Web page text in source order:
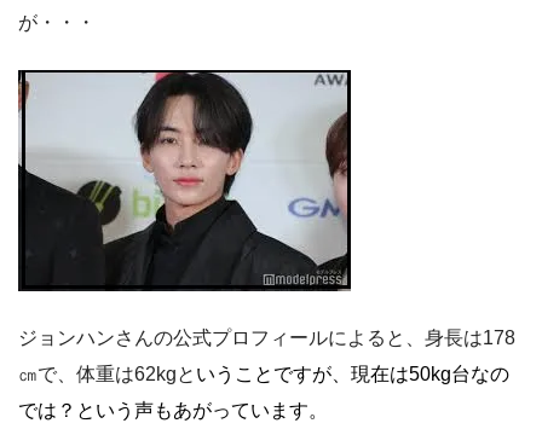
が・・・
ジョンハンさんの公式プロフィールによると、身長は178
㎝で、体重は62kgと いうことですが、現在は50kg台なの
では？という声もあがっています。